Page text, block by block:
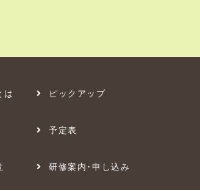
は ピックアップ
予定表
研修案内･申し込み